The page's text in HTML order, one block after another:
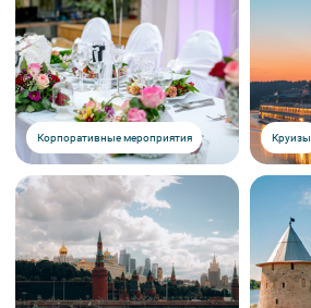
Корпоративные мероприятия Круизы